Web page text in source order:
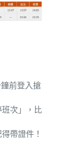
前登入搶
次」，比
帶證件！